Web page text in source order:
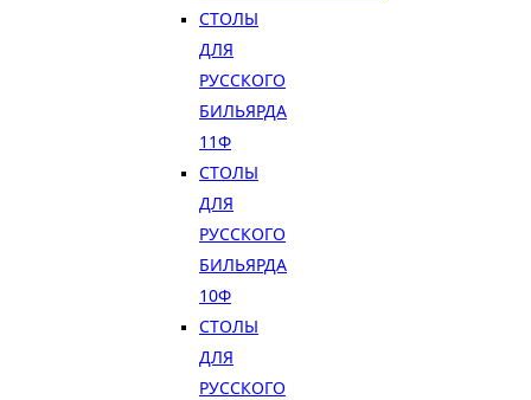
СТОЛЫ
ДЛЯ
РУССКОГО
БИЛЬЯРДА
11Ф
СТОЛЫ
ДЛЯ
РУССКОГО
БИЛЬЯРДА
10Ф
СТОЛЫ
ДЛЯ
РУССКОГО